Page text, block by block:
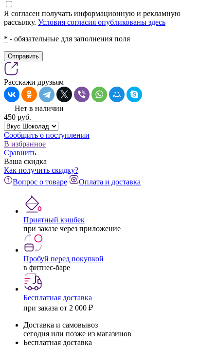
Я согласен получать информационную и рекламную
рассылку. Условия согласия опубликованы здесь
* - обязательные для заполнения поля
Отправить
Расскажи друзьям
Нет в наличии
450 pуб.
Сообщить о поступлении
В избранное
Сравнить
Ваша скидка
Как получить скидку?
Вопрос о товаре
Оплата и доставка
Приятный кэшбек
при заказе через приложение
Пробуй перед покупкой
в фитнес-баре
Бесплатная доставка
при заказа от 2 000 ₽
Доставка и самовывоз
сегодня или позже из магазинов
Бесплатная доставка